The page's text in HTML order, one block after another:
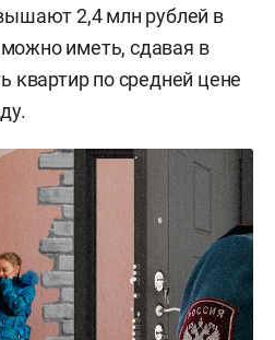
2,4 млн рублей в
иметь, сдавая в
квартир по средней цене